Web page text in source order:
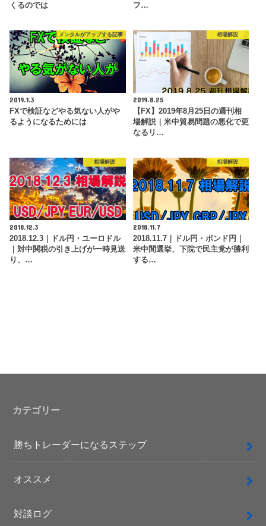
くるのでは
フ…
メンタルがアップする記事
2019.1.3
FXで検証などやる気ない人がや
るようになるためには
相場解説
2019.8.25
【FX】2019年8月25日の週刊相
場解説｜米中貿易問題の悪化で更
なるリ…
相場解説
2018.12.3
2018.12.3｜ドル円・ユーロドル
｜対中関税の引き上げが一時見送
り、…
相場解説
2018.11.7
2018.11.7｜ドル円・ポンド円｜
米中間選挙、下院で民主党が勝利
する…
カテゴリー
勝ちトレーダーになるステップ
オススメ
対談ログ